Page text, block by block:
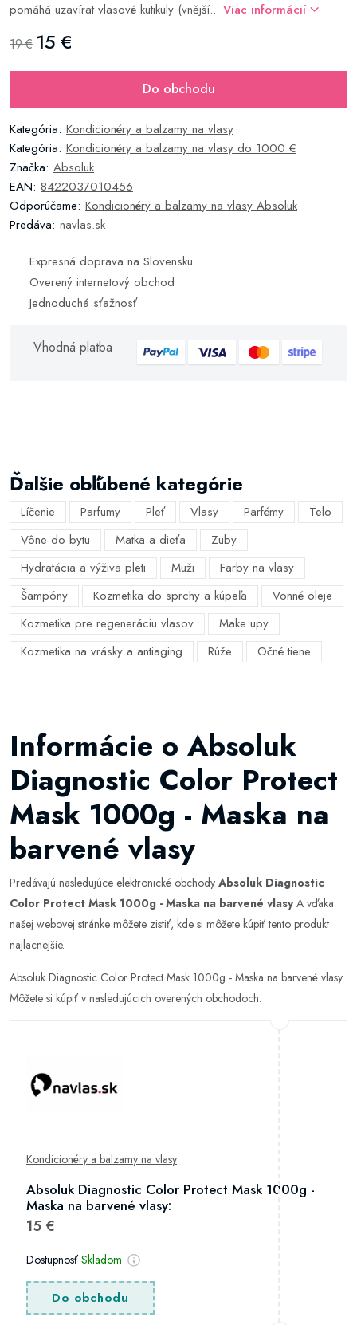
pomáhá uzavírat vlasové kutikuly (vnější... Viac informácií
19 € 15 €
Do obchodu
Kategória: Kondicionéry a balzamy na vlasy
Kategória: Kondicionéry a balzamy na vlasy do 1000 €
Značka: Absoluk
EAN: 8422037010456
Odporúčame: Kondicionéry a balzamy na vlasy Absoluk
Predáva: navlas.sk
Expresná doprava na Slovensku
Overený internetový obchod
Jednoduchá sťažnosť
Vhodná platba
Ďalšie obľúbené kategórie
Líčenie Parfumy Pleť Vlasy Parfémy
Telo
Vône do bytu
Matka a dieťa
Zuby
Hydratácia a výživa pleti
Muži
Farby na vlasy
Šampóny
Kozmetika do sprchy a kúpeľa
Vonné oleje
Kozmetika pre regeneráciu vlasov
Make upy
Kozmetika na vrásky a antiaging
Rúže Očné tiene
Informácie o Absoluk
Diagnostic Color Protect
Mask 1000g - Maska na
barvené vlasy
Predávajú nasledujúce elektronické obchody Absoluk Diagnostic
Color Protect Mask 1000g - Maska na barvené vlasyA vďaka
našej webovej stránke môžete zistiť, kde si môžete kúpiť tento produkt
najlacnejšie.
Absoluk Diagnostic Color Protect Mask 1000g - Maska na barvené vlasy
Môžete si kúpiť v nasledujúcich overených obchodoch:
Kondicionéry a balzamy na vlasy
Absoluk Diagnostic Color Protect Mask 1000g -
Maska na barvené vlasy:
15 €
Dostupnosť Skladom
Do obchodu